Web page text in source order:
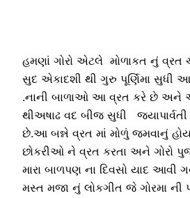
હમણાં ગોરો એટલે મોળાકત નું વ્રત
સુદ એકાદશી થી ગુરુ પૂર્ણિમા સુધી
.નાની બાળાઓ આ વ્રત કરે છે અને
થીઅષાઢ વદ બીજ સુધી
છે.આ બન્ને વ્રત માં મોળું જમવાનું હોય
છોકરીઓ ને વ્રત કરતા અને ગોરો
મારા બાળપણ ના દિવસો યાદ
મસ્ત મજા નું લોકગીત જે ગોરમા ની